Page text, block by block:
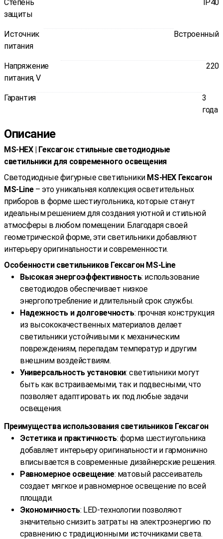
Степень
защиты
IP40
Источник
питания
Встроенный
Напряжение
питания, V
220
Гарантия
3
года
Описание
MS-HEX | Гексагон: стильные светодиодные
светильники для современного освещения
Светодиодные фигурные светильники MS-HEX Гексагон
MS-Line – это уникальная коллекция осветительных
приборов в форме шестиугольника, которые станут
идеальным решением для создания уютной и стильной
атмосферы в любом помещении. Благодаря своей
геометрической форме, эти светильники добавляют
интерьеру оригинальности и современности.
Особенности светильников Гексагон MS-Line
Высокая энергоэффективность: использование
светодиодов обеспечивает низкое
энергопотребление и длительный срок службы.
Надежность и долговечность: прочная конструкция
из высококачественных материалов делает
светильники устойчивыми к механическим
повреждениям, перепадам температур и другим
внешним воздействиям.
Универсальность установки: светильники могут
быть как встраиваемыми, так и подвесными, что
позволяет адаптировать их под любые задачи
освещения.
Преимущества использования светильников Гексагон
Эстетика и практичность: форма шестиугольника
добавляет интерьеру оригинальности и гармонично
вписывается в современные дизайнерские решения.
Равномерное освещение: матовый рассеиватель
создает мягкое и равномерное освещение по всей
площади.
Экономичность: LED-технологии позволяют
значительно снизить затраты на электроэнергию по
сравнению с традиционными источниками света.